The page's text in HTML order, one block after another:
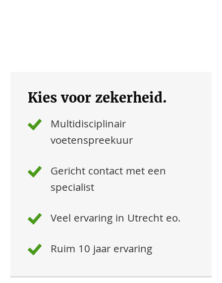
Kies voor zekerheid.
Multidisciplinair
voetenspreekuur
Gericht contact met een
specialist
Veel ervaring in Utrecht eo.
Ruim 10 jaar ervaring